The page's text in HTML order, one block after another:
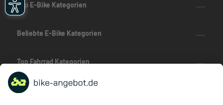
Top E-Bike Kategorien
Beliebte E-Bike Kategorien
Top Fahrrad Kategorien
Beliebte Fahrrad-Kategorien